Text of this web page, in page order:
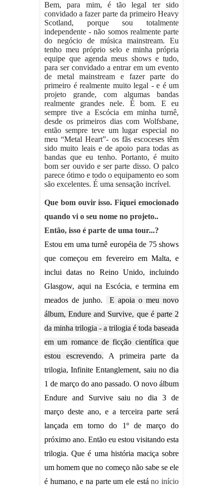
Bem, para mim, é tão legal ter sido
convidado a fazer parte da primeiro Heavy
Scotland, porque sou totalmente
independente - não somos realmente parte
do negócio de música mainstream. Eu
tenho meu próprio selo e minha própria
equipe que agenda meus shows e tudo,
para ser convidado a entrar em um evento
de metal mainstream e fazer parte do
primeiro é realmente muito legal - e é um
projeto grande, com algumas bandas
realmente grandes nele. É bom. E eu
sempre tive a Escócia em minha turnê,
desde os primeiros dias com Wolfsbane,
então sempre teve um lugar especial no
meu “Metal Heart”- os fãs escoceses têm
sido muito leais e de apoio para todas as
bandas que eu tenho. Portanto, é muito
bom ser ouvido e ser parte disso. O palco
parece ótimo e todo o equipamento eo som
são excelentes. É uma sensação incrível.
Que bom ouvir isso. Fiquei emocionado
quando vi o seu nome no projeto..
Então, isso é parte de uma tour...?
Estou em uma turnê européia de 75 shows
que começou em fevereiro em Malta, e
inclui datas no Reino Unido, incluindo
Glasgow, aqui na Escócia, e termina em
meados de junho.
E apoia o meu novo
álbum, Endure and Survive, que é parte 2
da minha trilogia - a trilogia é toda baseada
em um romance de ficção científica que
estou escrevendo. A primeira parte da
trilogia, Infinite Entanglement, saiu no dia
1 de março do ano passado. O novo álbum
Endure and Survive saiu no dia 3 de
março deste ano, e a terceira parte será
lançada em torno do 1º de março do
próximo ano. Então eu estou visitando esta
trilogia. Que é uma história maciça sobre
um homem que no começo não sabe se ele
é humano, e na parte um ele está no início